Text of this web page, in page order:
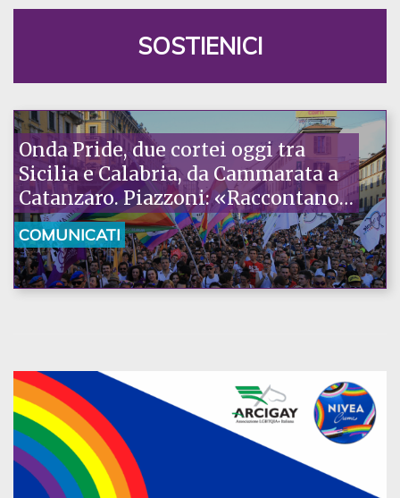
SOSTIENICI
Onda Pride, due cortei oggi tra
Sicilia e Calabria, da Cammarata a
Catanzaro. Piazzoni: «Raccontano
la nostra ostinazione»
COMUNICATI